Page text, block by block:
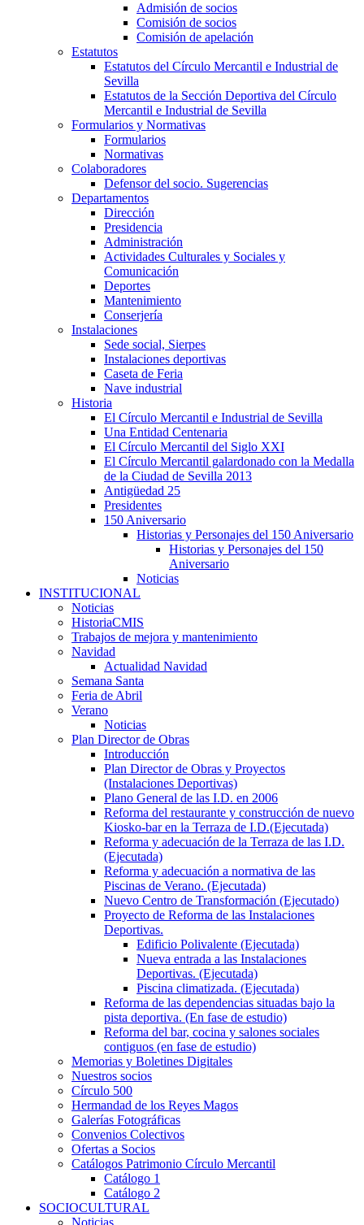
Admisión de socios
Comisión de socios
Comisión de apelación
Estatutos
Estatutos del Círculo Mercantil e Industrial de
Sevilla
Estatutos de la Sección Deportiva del Círculo
Mercantil e Industrial de Sevilla
Formularios y Normativas
Formularios
Normativas
Colaboradores
Defensor del socio. Sugerencias
Departamentos
Dirección
Presidencia
Administración
Actividades Culturales y Sociales y
Comunicación
Deportes
Mantenimiento
Conserjería
Instalaciones
Sede social, Sierpes
Instalaciones deportivas
Caseta de Feria
Nave industrial
Historia
El Círculo Mercantil e Industrial de Sevilla
Una Entidad Centenaria
El Círculo Mercantil del Siglo XXI
El Círculo Mercantil galardonado con la Medalla
de la Ciudad de Sevilla 2013
Antigüedad 25
Presidentes
150 Aniversario
Historias y Personajes del 150 Aniversario
Historias y Personajes del 150
Aniversario
Noticias
INSTITUCIONAL
Noticias
HistoriaCMIS
Trabajos de mejora y mantenimiento
Navidad
Actualidad Navidad
Semana Santa
Feria de Abril
Verano
Noticias
Plan Director de Obras
Introducción
Plan Director de Obras y Proyectos
(Instalaciones Deportivas)
Plano General de las I.D. en 2006
Reforma del restaurante y construcción de nuevo
Kiosko-bar en la Terraza de I.D.(Ejecutada)
Reforma y adecuación de la Terraza de las I.D.
(Ejecutada)
Reforma y adecuación a normativa de las
Piscinas de Verano. (Ejecutada)
Nuevo Centro de Transformación (Ejecutado)
Proyecto de Reforma de las Instalaciones
Deportivas.
Edificio Polivalente (Ejecutada)
Nueva entrada a las Instalaciones
Deportivas. (Ejecutada)
Piscina climatizada. (Ejecutada)
Reforma de las dependencias situadas bajo la
pista deportiva. (En fase de estudio)
Reforma del bar, cocina y salones sociales
contiguos (en fase de estudio)
Memorias y Boletines Digitales
Nuestros socios
Círculo 500
Hermandad de los Reyes Magos
Galerías Fotográficas
Convenios Colectivos
Ofertas a Socios
Catálogos Patrimonio Círculo Mercantil
Catálogo 1
Catálogo 2
SOCIOCULTURAL